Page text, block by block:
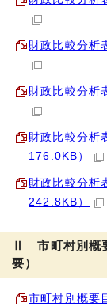
財政比較分析
財政比較分析
財政比較分析
176.0KB）
財政比較分析
242.8KB）
Ⅱ 市町村別概
要）
市町村別概要